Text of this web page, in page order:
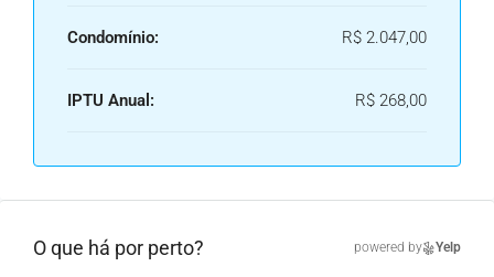
Condomínio: R$ 2.047,00
IPTU Anual: R$ 268,00
O que há por perto? powered by Yelp